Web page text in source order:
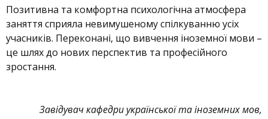
Позитивна та комфортна психологічна атмосфера
заняття сприяла невимушеному спілкуванню усіх
учасників. Переконані, що вивчення іноземної мови –
це шлях до нових перспектив та професійного
зростання.
Завідувач кафедри української та іноземних мов,